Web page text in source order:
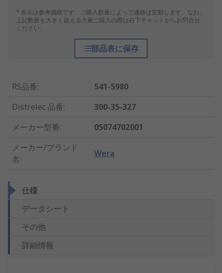
* 表示は参考価格です。ご購入数量によって価格は変動します。なお、
上記数量を大きく超える大量ご購入の際は右下チャットからお問合せ
ください。
部品表に保存
RS品番:
541-5980
Distrelec 品番:
300-35-327
メーカー型番:
05074702001
メーカー/ブランド
名:
Wera
仕様
データシート
その他
詳細情報